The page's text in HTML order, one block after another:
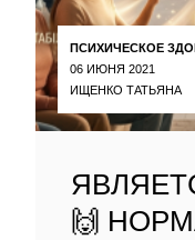
ПСИХИЧЕСКОЕ
06 ИЮНЯ 2021
ИЩЕНКО ТАТЬЯНА
🙌